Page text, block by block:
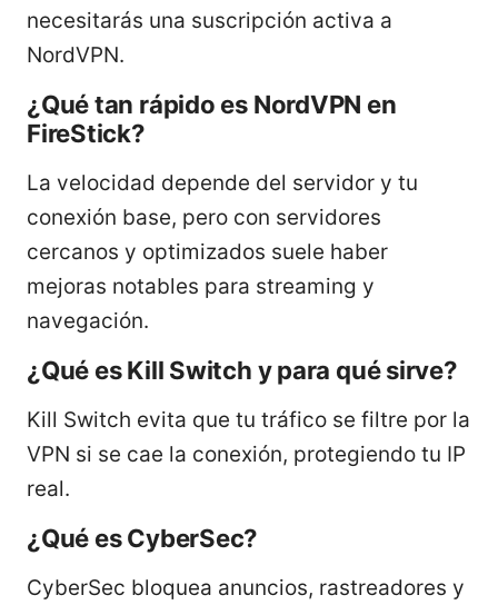
necesitarás una suscripción activa a
NordVPN.
¿Qué tan rápido es NordVPN en
FireStick?
La velocidad depende del servidor y tu
conexión base, pero con servidores
cercanos y optimizados suele haber
mejoras notables para streaming y
navegación.
¿Qué es Kill Switch y para qué sirve?
Kill Switch evita que tu tráfico se filtre por la
VPN si se cae la conexión, protegiendo tu IP
real.
¿Qué es CyberSec?
CyberSec bloquea anuncios, rastreadores y